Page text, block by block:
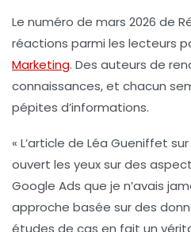
Le numéro de mars 2026 de
réactions parmi les lecteurs
Marketing. Des auteurs de
connaissances, et chacun
pépites d’informations.
« L’article de Léa Gueniffet sur
ouvert les yeux sur des
Google Ads que je n’avais
approche basée sur des
études de cas en fait un